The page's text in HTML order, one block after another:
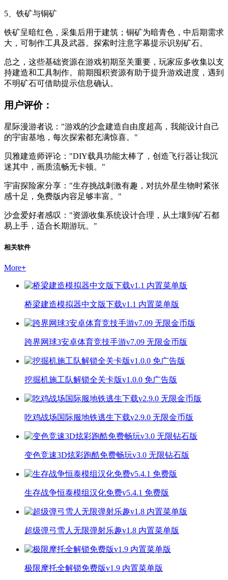
5、铁矿与铜矿
铁矿呈暗红色，采集后用于建筑；铜矿为暗青色，中后期需求
大，可制作工具及武器。探索时注意字幕提示识别矿石。
总之，这些基础资源在游戏初期至关重要，玩家应多收集以支
持建造和工具制作。前期囤积资源有助于提升游戏进度，遇到
不明矿石可借助提示信息确认。
用户评价：
星际漫游者说："游戏的沙盒建造自由度超高，我能设计自己
的宇宙基地，每次探索都充满惊喜。"
贝雅建造师评论："DIY载具功能太棒了，创造飞行器让我沉
迷其中，画质流畅无卡顿。"
宇宙探险家分享："生存挑战刺激有趣，对抗外星生物时紧张
感十足，免费版内容足够丰富。"
沙盒爱好者感叹："资源收集系统设计合理，从土壤到矿石都
易上手，适合长期游玩。"
相关软件
More+
桥梁建造模拟器中文版下载v1.1 内置菜单版
跨界网球3安卓体育竞技手游v7.09 无限金币版
挖掘机施工队解锁全关卡版v1.0.0 免广告版
吃鸡战场国际服地铁逃生下载v2.9.0 无限金币版
变色竞速3D炫彩跑酷免费畅玩v3.0 无限钻石版
生存战争恒泰模组汉化免费v5.4.1 免费版
超级弹弓雪人无限弹射乐趣v1.8 内置菜单版
极限摩托全解锁免费版v1.9 内置菜单版